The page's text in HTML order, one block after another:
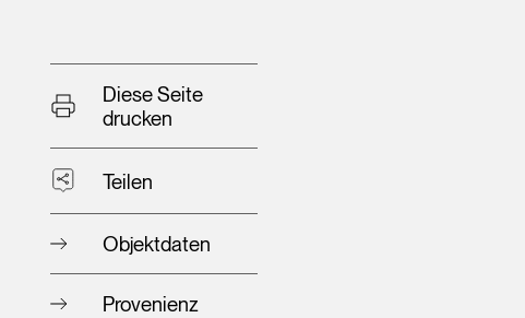
Diese Seite
drucken
Teilen
Objektdaten
Provenienz